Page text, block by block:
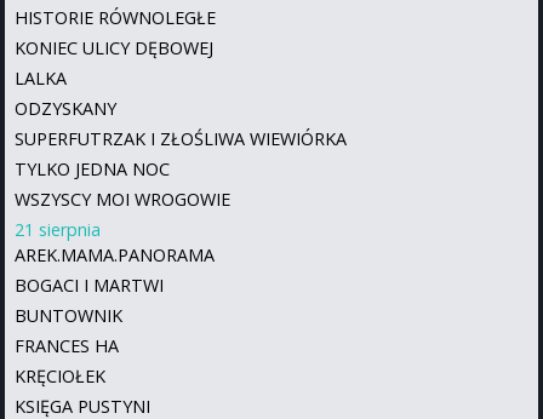
HISTORIE RÓWNOLEGŁE
KONIEC ULICY DĘBOWEJ
LALKA
ODZYSKANY
SUPERFUTRZAK I ZŁOŚLIWA WIEWIÓRKA
TYLKO JEDNA NOC
WSZYSCY MOI WROGOWIE
21 sierpnia
AREK.MAMA.PANORAMA
BOGACI I MARTWI
BUNTOWNIK
FRANCES HA
KRĘCIOŁEK
KSIĘGA PUSTYNI